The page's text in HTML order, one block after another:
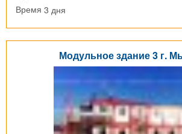
Время 3 дня
Модульное здание 3 г.